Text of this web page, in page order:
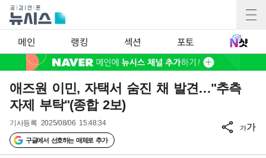
메인 랭킹 섹션 포토
애즈원 이민, 자택서 숨진 채 발견…"추측
자제 부탁"(종합 2보)
기사등록 2025/08/06 15:48:34
구글에서 선호하는 매체로 추가
가가